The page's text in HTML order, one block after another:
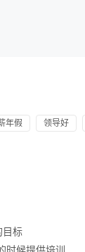
年假 领导好
目标